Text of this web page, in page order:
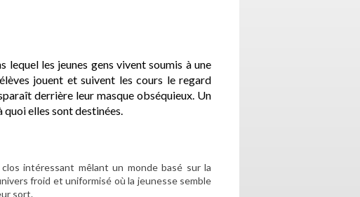
lequel les jeunes gens vivent soumis à une
jouent et suivent les cours le regard
derrière leur masque obséquieux. Un
elles sont destinées.
intéressant mêlant un monde basé sur la
froid et uniformisé où la jeunesse semble
sort.